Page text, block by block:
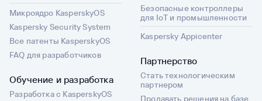
Микроядро KasperskyOS
Kaspersky Security System
Все патенты KasperskyOS
FAQ для разработчиков
Обучение и разработка
Разработка с KasperskyOS
Безопасные контроллеры
для IoT и промышленности
Kaspersky Appicenter
Партнерство
Стать технологическим
партнером
Продавать решения на базе